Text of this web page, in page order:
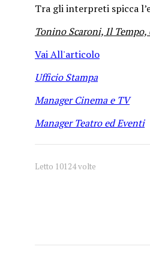
Tra gli interpreti spicca
Tonino Scaroni, Il Tempo,
Vai All'articolo
Ufficio Stampa
Manager Cinema e TV
Manager Teatro ed Eventi
Letto 10124 volte